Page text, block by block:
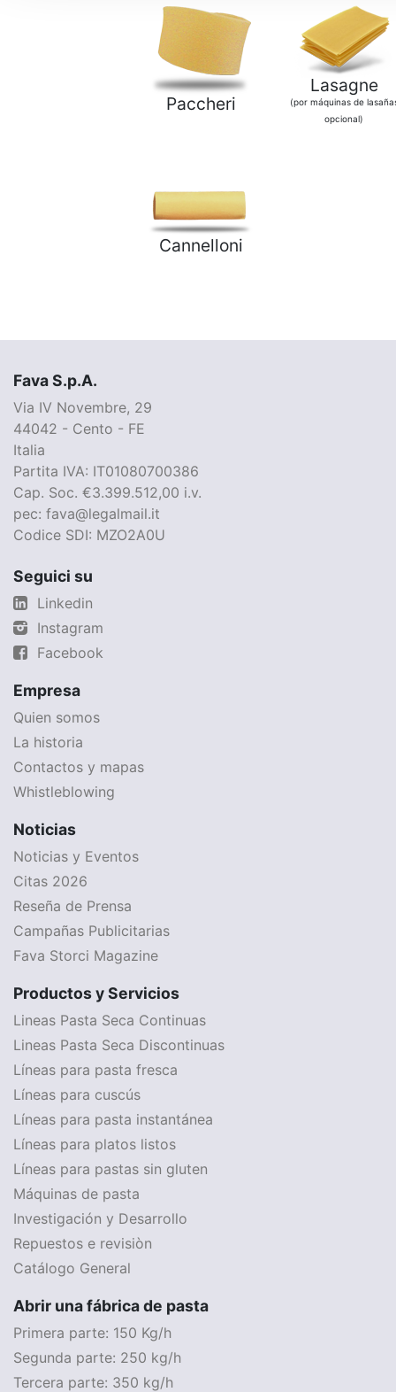
Paccheri
Cannelloni
Lasagne
(por máquinas de
opcional)
Fava S.p.A.
Via IV Novembre, 29
44042 - Cento - FE
Italia
Partita IVA: IT01080700386
Cap. Soc. €3.399.512,00 i.v.
pec: fava@legalmail.it
Codice SDI: MZO2A0U
Seguici su
Linkedin
Instagram
Facebook
Empresa
Quien somos
La historia
Contactos y mapas
Whistleblowing
Noticias
Noticias y Eventos
Citas 2026
Reseña de Prensa
Campañas Publicitarias
Fava Storci Magazine
Productos y Servicios
Lineas Pasta Seca Continuas
Lineas Pasta Seca Discontinuas
Líneas para pasta fresca
Líneas para cuscús
Líneas para pasta instantánea
Líneas para platos listos
Líneas para pastas sin gluten
Máquinas de pasta
Investigación y Desarrollo
Repuestos e revisiòn
Catálogo General
Abrir una fábrica de pasta
Primera parte: 150 Kg/h
Segunda parte: 250 kg/h
Tercera parte: 350 kg/h